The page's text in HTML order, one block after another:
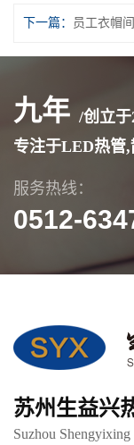
下一篇： 员工衣帽间
九年 /创立于
专注于LED热管
服务热线：
0512-
苏州生益兴
Suzhou